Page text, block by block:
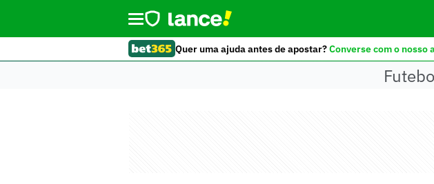
Quer uma ajuda antes de apostar?Converse com o nosso